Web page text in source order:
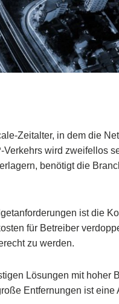
Zeitalter, in dem die
wird zweifellos
benötigt die
ist die
für Betreiber
zu werden.
Lösungen mit
Entfernungen ist